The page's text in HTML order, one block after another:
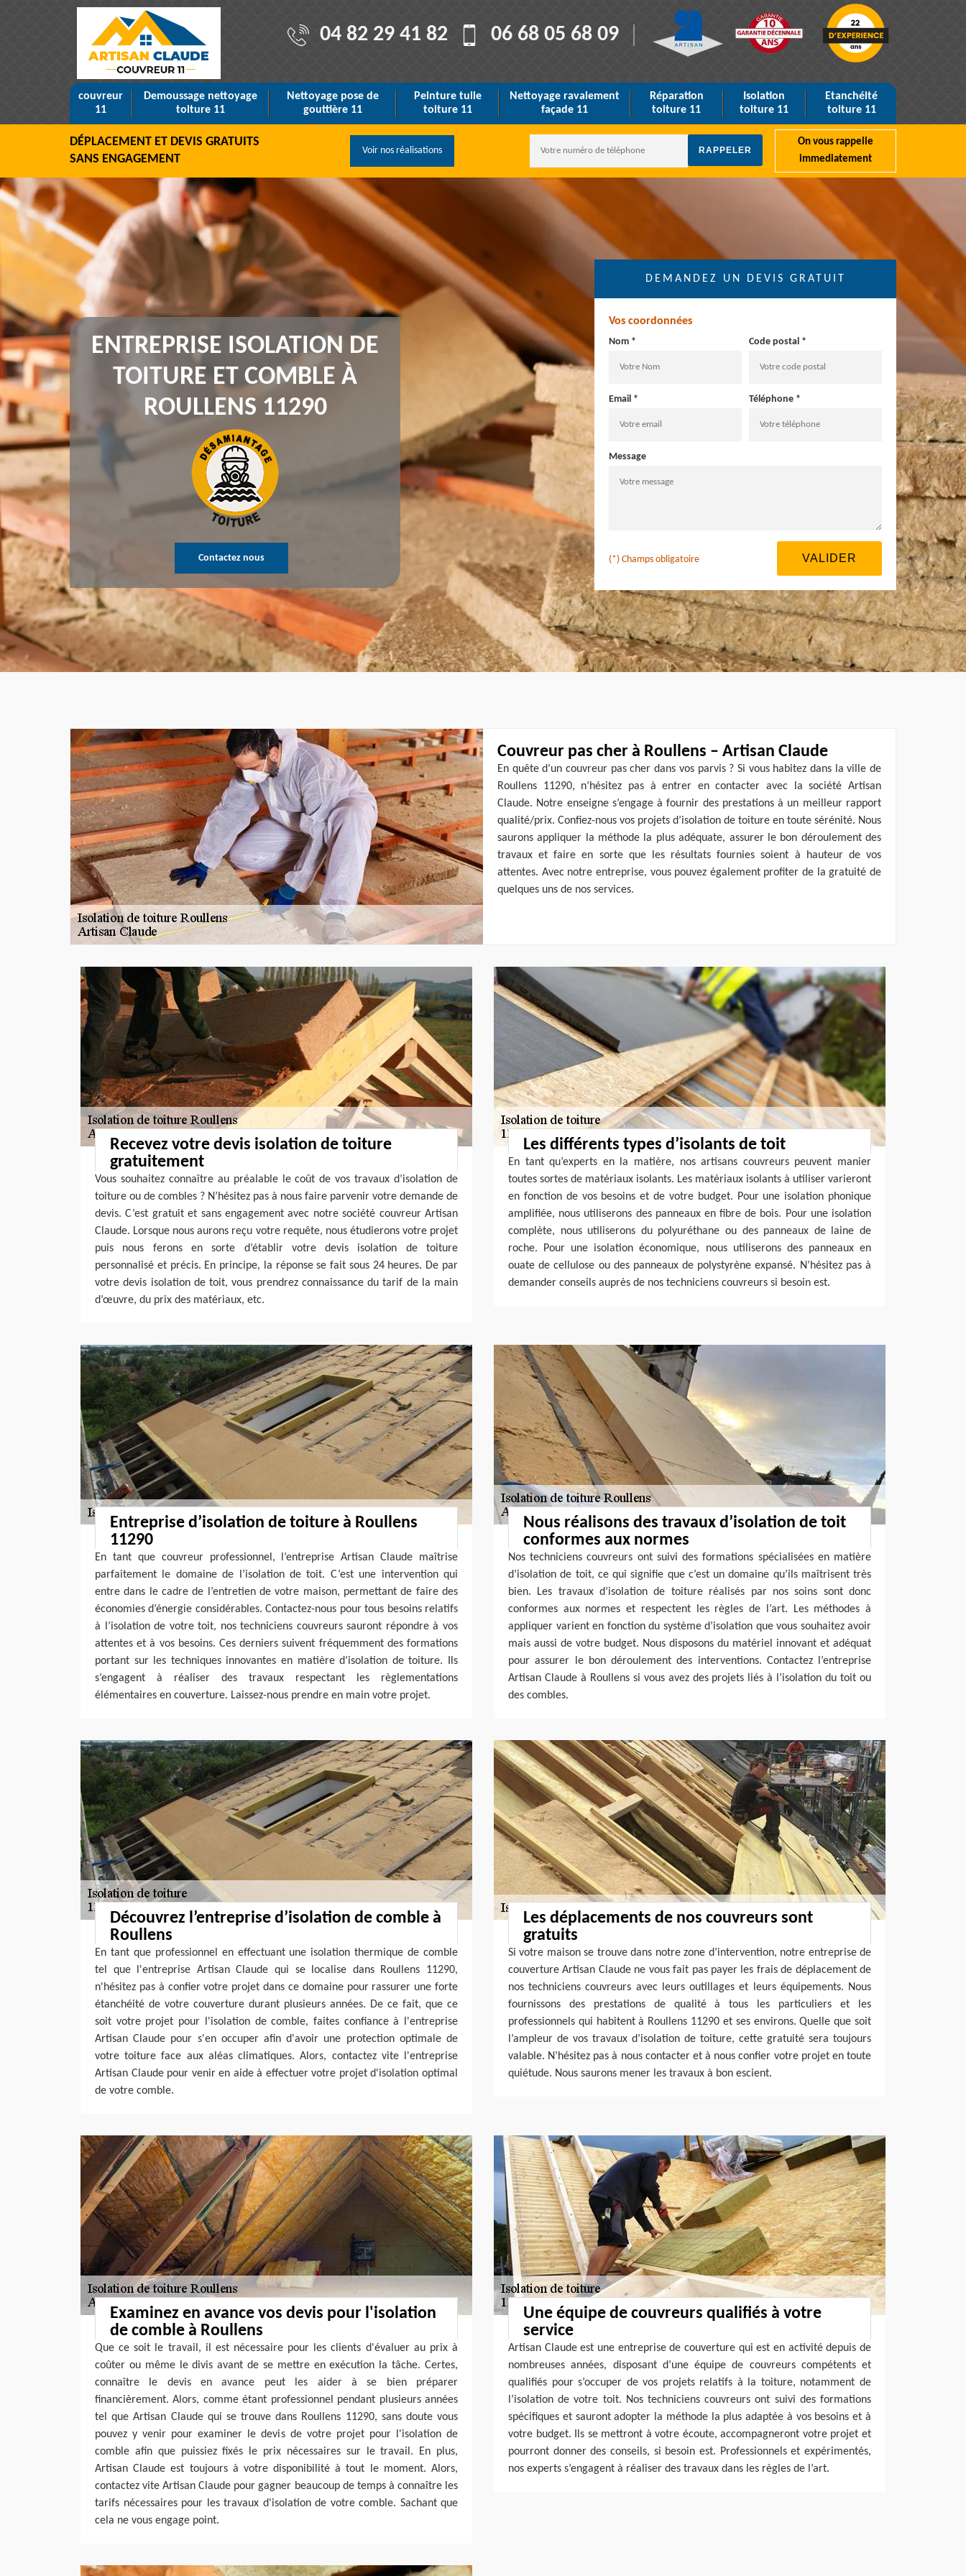
04 82 29 41 82 06 68 05 68 09
couvreur
11
Demoussage nettoyage
toiture 11
Nettoyage pose de
gouttière 11
Peinture tuile
toiture 11
Nettoyage ravalement
façade 11
Réparation
toiture 11
Isolation
toiture 11
Etanchéité
toiture 11
DÉPLACEMENT ET DEVIS GRATUITS
SANS ENGAGEMENT
Voir nos réalisations
On vous rappelle
immediatement
ENTREPRISE ISOLATION DE
TOITURE ET COMBLE À
ROULLENS 11290
Contactez nous
DEMANDEZ UN DEVIS GRATUIT
Vos coordonnées
Nom * Code postal *
Email * Téléphone *
Message
(*) Champs obligatoire
Couvreur pas cher à Roullens – Artisan Claude
En quête d’un couvreur pas cher dans vos parvis ? Si vous habitez dans la ville de
Roullens 11290, n’hésitez pas à entrer en contacter avec la société Artisan
Claude. Notre enseigne s’engage à fournir des prestations à un meilleur rapport
qualité/prix. Confiez-nous vos projets d’isolation de toiture en toute sérénité. Nous
saurons appliquer la méthode la plus adéquate, assurer le bon déroulement des
travaux et faire en sorte que les résultats fournies soient à hauteur de vos
attentes. Avec notre entreprise, vous pouvez également profiter de la gratuité de
quelques uns de nos services.
Recevez votre devis isolation de toiture
gratuitement
Vous souhaitez connaître au préalable le coût de vos travaux d’isolation de
toiture ou de combles ? N’hésitez pas à nous faire parvenir votre demande de
devis. C’est gratuit et sans engagement avec notre société couvreur Artisan
Claude. Lorsque nous aurons reçu votre requête, nous étudierons votre projet
puis nous ferons en sorte d’établir votre devis isolation de toiture
personnalisé et précis. En principe, la réponse se fait sous 24 heures. De par
votre devis isolation de toit, vous prendrez connaissance du tarif de la main
d’œuvre, du prix des matériaux, etc.
Les différents types d’isolants de toit
En tant qu’experts en la matière, nos artisans couvreurs peuvent manier
toutes sortes de matériaux isolants. Les matériaux isolants à utiliser varieront
en fonction de vos besoins et de votre budget. Pour une isolation phonique
amplifiée, nous utiliserons des panneaux en fibre de bois. Pour une isolation
complète, nous utiliserons du polyuréthane ou des panneaux de laine de
roche. Pour une isolation économique, nous utiliserons des panneaux en
ouate de cellulose ou des panneaux de polystyrène expansé. N’hésitez pas à
demander conseils auprès de nos techniciens couvreurs si besoin est.
Entreprise d’isolation de toiture à Roullens
11290
En tant que couvreur professionnel, l’entreprise Artisan Claude maîtrise
parfaitement le domaine de l’isolation de toit. C’est une intervention qui
entre dans le cadre de l’entretien de votre maison, permettant de faire des
économies d’énergie considérables. Contactez-nous pour tous besoins relatifs
à l’isolation de votre toit, nos techniciens couvreurs sauront répondre à vos
attentes et à vos besoins. Ces derniers suivent fréquemment des formations
portant sur les techniques innovantes en matière d’isolation de toiture. Ils
s’engagent à réaliser des travaux respectant les règlementations
élémentaires en couverture. Laissez-nous prendre en main votre projet.
Nous réalisons des travaux d’isolation de toit
conformes aux normes
Nos techniciens couvreurs ont suivi des formations spécialisées en matière
d’isolation de toit, ce qui signifie que c’est un domaine qu’ils maîtrisent très
bien. Les travaux d’isolation de toiture réalisés par nos soins sont donc
conformes aux normes et respectent les règles de l’art. Les méthodes à
appliquer varient en fonction du système d’isolation que vous souhaitez avoir
mais aussi de votre budget. Nous disposons du matériel innovant et adéquat
pour assurer le bon déroulement des interventions. Contactez l’entreprise
Artisan Claude à Roullens si vous avez des projets liés à l’isolation du toit ou
des combles.
Découvrez l’entreprise d’isolation de comble à
Roullens
En tant que professionnel en effectuant une isolation thermique de comble
tel que l'entreprise Artisan Claude qui se localise dans Roullens 11290,
n'hésitez pas à confier votre projet dans ce domaine pour rassurer une forte
étanchéité de votre couverture durant plusieurs années. De ce fait, que ce
soit votre projet pour l'isolation de comble, faites confiance à l'entreprise
Artisan Claude pour s'en occuper afin d'avoir une protection optimale de
votre toiture face aux aléas climatiques. Alors, contactez vite l'entreprise
Artisan Claude pour venir en aide à effectuer votre projet d'isolation optimal
de votre comble.
Les déplacements de nos couvreurs sont
gratuits
Si votre maison se trouve dans notre zone d’intervention, notre entreprise de
couverture Artisan Claude ne vous fait pas payer les frais de déplacement de
nos techniciens couvreurs avec leurs outillages et leurs équipements. Nous
fournissons des prestations de qualité à tous les particuliers et les
professionnels qui habitent à Roullens 11290 et ses environs. Quelle que soit
l’ampleur de vos travaux d’isolation de toiture, cette gratuité sera toujours
valable. N’hésitez pas à nous contacter et à nous confier votre projet en toute
quiétude. Nous saurons mener les travaux à bon escient.
Examinez en avance vos devis pour l'isolation
de comble à Roullens
Que ce soit le travail, il est nécessaire pour les clients d'évaluer au prix à
coûter ou même le divis avant de se mettre en exécution la tâche. Certes,
connaître le devis en avance peut les aider à se bien préparer
financièrement. Alors, comme étant professionnel pendant plusieurs années
tel que Artisan Claude qui se trouve dans Roullens 11290, sans doute vous
pouvez y venir pour examiner le devis de votre projet pour l'isolation de
comble afin que puissiez fixés le prix nécessaires sur le travail. En plus,
Artisan Claude est toujours à votre disponibilité à tout le moment. Alors,
contactez vite Artisan Claude pour gagner beaucoup de temps à connaître les
tarifs nécessaires pour les travaux d'isolation de votre comble. Sachant que
cela ne vous engage point.
Une équipe de couvreurs qualifiés à votre
service
Artisan Claude est une entreprise de couverture qui est en activité depuis de
nombreuses années, disposant d’une équipe de couvreurs compétents et
qualifiés pour s’occuper de vos projets relatifs à la toiture, notamment de
l’isolation de votre toit. Nos techniciens couvreurs ont suivi des formations
spécifiques et sauront adopter la méthode la plus adaptée à vos besoins et à
votre budget. Ils se mettront à votre écoute, accompagneront votre projet et
pourront donner des conseils, si besoin est. Professionnels et expérimentés,
nos experts s’engagent à réaliser des travaux dans les règles de l’art.